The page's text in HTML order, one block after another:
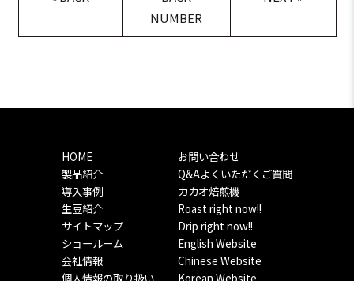
NUMBER
HOME
製品紹介
導入事例
生豆紹介
サイトマップ
ショールーム
会社情報
お問い合わせ
Q&Aよくいただくご質問
カカオ焙煎機
Roast right now!!
Drip right now!!
English Website
Chinese Website